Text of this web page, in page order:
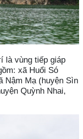
là vùng tiếp giáp
xã Huổi Só
Nậm Mạ (huyện Sìn
Quỳnh Nhai,